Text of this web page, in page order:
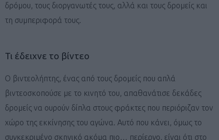
δρόμου, τους διοργανωτές τους, αλλά και τους δρομείς και
τη συμπεριφορά τους.
Τι έδειχνε το βίντεο
Ο βιντεολήπτης, ένας από τους δρομείς που απλά
βιντεοσκοπούσε με το κινητό του, απαθανάτισε δεκάδες
δρομείς να ουρούν δίπλα στους φράκτες που περιόριζαν τον
χώρο της εκκίνησης του αγώνα. Αυτό που κάνει, όμως το
συγκεκριμένο σκηνικό ακόμα πιο… περίεργο, είναι ότι στο